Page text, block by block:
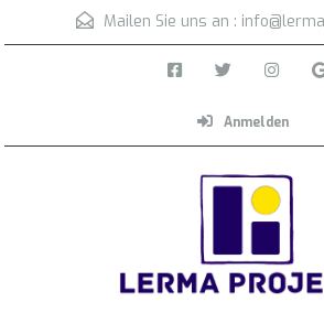
Mailen Sie uns an :
Anmelden